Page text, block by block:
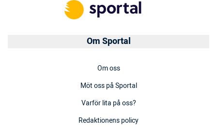
Om Sportal
Om oss
Möt oss på Sportal
Varför lita på oss?
Redaktionens policy